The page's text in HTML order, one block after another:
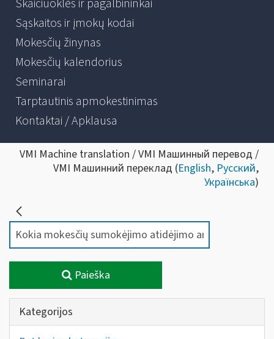
Skaičiuoklės ir pagalbininkai
Sąskaitos ir įmokų kodai
Mokesčių žinynas
Mokesčių kalendorius
Seminarai
Tarptautinis apmokestinimas
Kontaktai / Apklausa
VMI Machine translation / VMI Машинный перевод /
VMI Машинний переклад (English, Русский,
Українська)
Paieška
Kategorijos